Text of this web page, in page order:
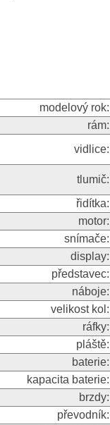
modelový rok:
rám:
vidlice:
tlumič:
řidítka:
motor:
snímače:
display:
představec:
náboje:
velikost kol:
ráfky:
pláště:
baterie:
kapacita baterie:
brzdy:
převodník: